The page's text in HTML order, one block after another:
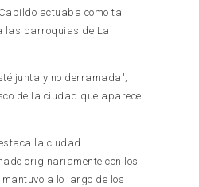
actuaba como tal
las parroquias de La
junta y no derramada";
de la ciudad que aparece
la ciudad.
originariamente con los
a lo largo de los